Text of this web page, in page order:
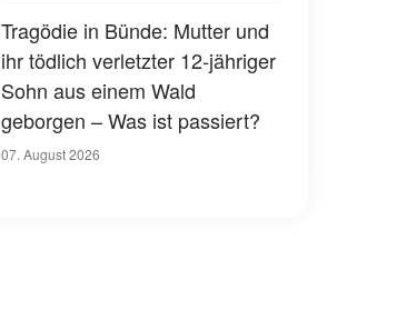
Tragödie in Bünde: Mutter und
ihr tödlich verletzter 12-jähriger
Sohn aus einem Wald
geborgen – Was ist passiert?
07. August 2026